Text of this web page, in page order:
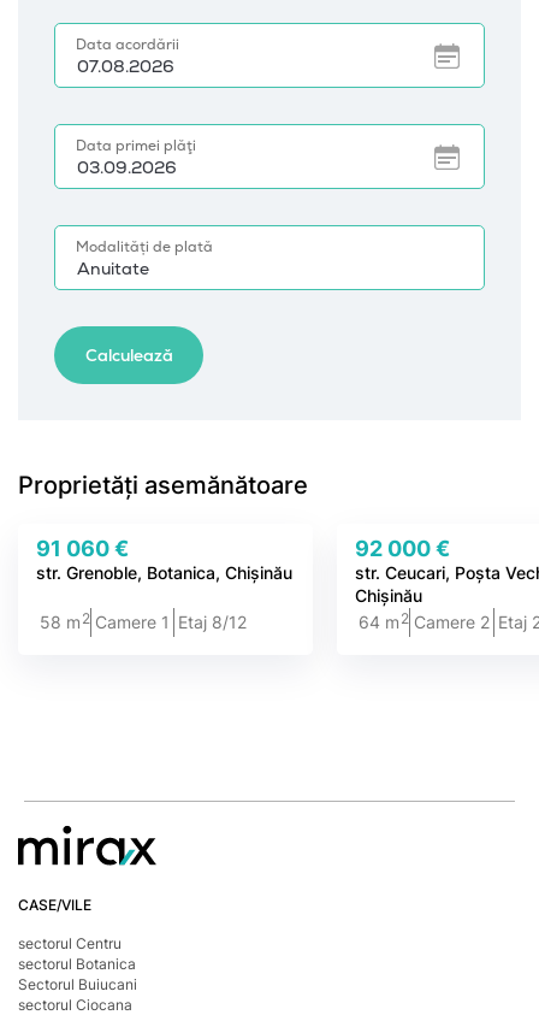
Proprietăți asemănătoare
91 060 €
str. Grenoble, Botanica, Chișinău
58 m 2 Camere 1 Etaj 8/12
92 000 €
str. Ceucari, Poșta
Chișinău
64 m 2 Camere 2 Etaj
CASE/VILE
sectorul Centru
sectorul Botanica
Sectorul Buiucani
sectorul Ciocana